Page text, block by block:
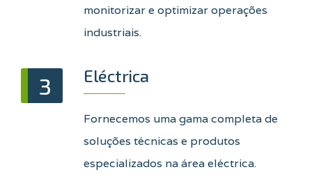
monitorizar e optimizar operações
industriais.
3 Eléctrica
Fornecemos uma gama completa de
soluções técnicas e produtos
especializados na área eléctrica.